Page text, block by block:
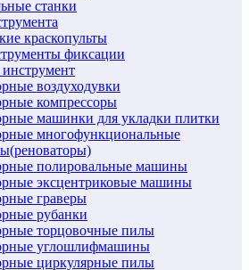
станки
краскопульты
фиксации
воздуходувки
компрессоры
машинки для укладки плитки
многофункциональные
полировальные машины
эксцентриковые машины
граверы
рубанки
торцовочные пилы
углошлифмашины
циркулярные пилы